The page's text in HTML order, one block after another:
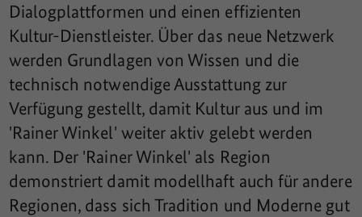
Dialogplattformen und einen effizienten
Kultur-Dienstleister. Über das neue Netzwerk
werden Grundlagen von Wissen und die
technisch notwendige Ausstattung zur
Verfügung gestellt, damit Kultur aus und im
'Rainer Winkel' weiter aktiv gelebt werden
kann. Der 'Rainer Winkel' als Region
demonstriert damit modellhaft auch für andere
Regionen, dass sich Tradition und Moderne gut